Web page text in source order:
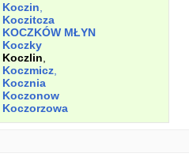
Koczin
Koczitcza
KOCZKÓW MŁYN
Koczky
Koczlin
Koczmicz
Kocznia
Koczonow
Koczorzowa